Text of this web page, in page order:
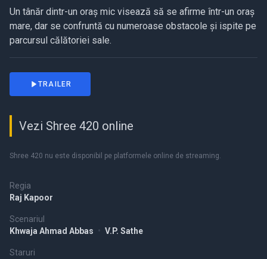
Un tânăr dintr-un oraș mic visează să se afirme într-un oraș
mare, dar se confruntă cu numeroase obstacole și ispite pe
parcursul călătoriei sale.
Regia
Raj Kapoor
Scenariul
Khwaja Ahmad Abbas • V.P. Sathe
Staruri
TRAILER
Vezi Shree 420 online
Shree 420 nu este disponibil pe platformele online de streaming.